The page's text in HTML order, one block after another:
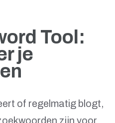
Tool:
je
of regelmatig blogt,
zijn voor